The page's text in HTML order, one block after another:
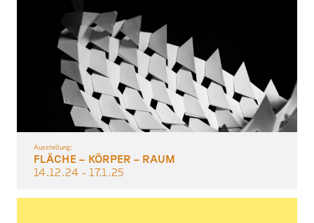
Ausstellung:
FLÄCHE – KÖRPER – RAUM
14.12.24 - 17.1.25